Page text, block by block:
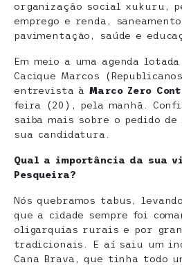
organização social xukuru,
emprego e renda,
pavimentação, saúde e
Em meio a uma agenda
Cacique Marcos
entrevista àMarco Zero
feira (20), pela manhã.
saiba mais sobre o pedido
sua candidatura.
Qual a importância da sua
Pesqueira?
Nós quebramos tabus,
que a cidade sempre foi
oligarquias rurais e por
tradicionais. E aí saiu um
Cana Brava, que tinha todo